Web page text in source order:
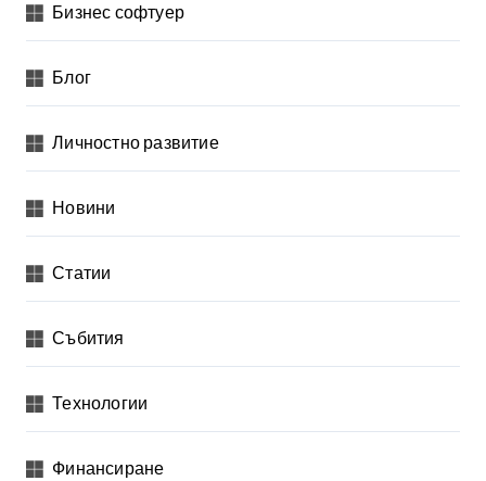
Бизнес софтуер
Блог
Личностно развитие
Новини
Статии
Събития
Технологии
Финансиране